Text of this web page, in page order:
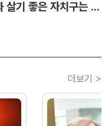
'무더위도 함께 피하개'…반려견과 살기 좋은 자치구는 어디
더보기 >